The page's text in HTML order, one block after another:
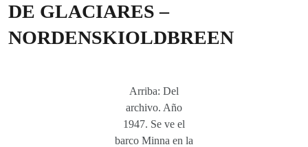
DE GLACIARES –
NORDENSKIOLDBREEN
Arriba: Del
archivo. Año
1947. Se ve el
barco Minna en la